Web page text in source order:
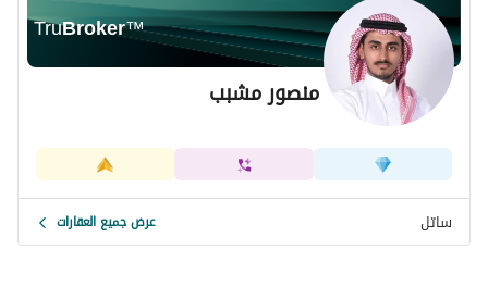
TruBroker™
منصور مشبب
ساتل عرض جميع العقارات